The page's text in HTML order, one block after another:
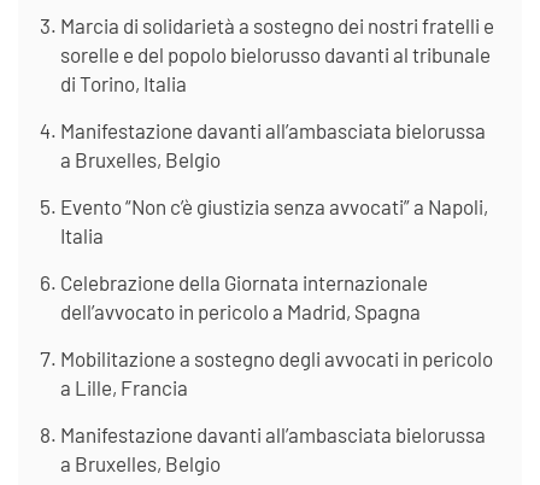
Marcia di solidarietà a sostegno dei nostri fratelli e
sorelle e del popolo bielorusso davanti al tribunale
di Torino, Italia
Manifestazione davanti all’ambasciata bielorussa
a Bruxelles, Belgio
Evento “Non c’è giustizia senza avvocati” a Napoli,
Italia
Celebrazione della Giornata internazionale
dell’avvocato in pericolo a Madrid, Spagna
Mobilitazione a sostegno degli avvocati in pericolo
a Lille, Francia
Manifestazione davanti all’ambasciata bielorussa
a Bruxelles, Belgio